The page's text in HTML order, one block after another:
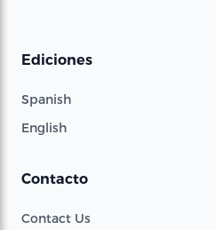
Ediciones
Spanish
English
Contacto
Contact Us